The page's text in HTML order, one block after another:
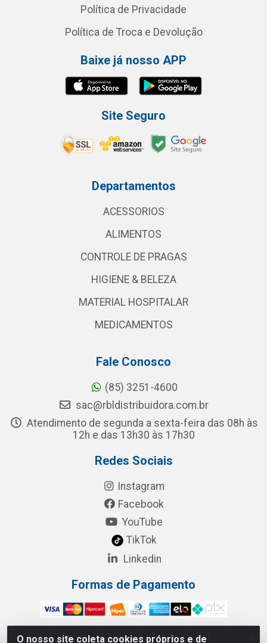
O nosso site coleta cookies próprios e de
Política de Privacidade
Política de Troca e Devolução
Baixe já nosso APP
Site Seguro
Departamentos
ACESSORIOS
ALIMENTOS
CONTROLE DE PRAGAS
HIGIENE & BELEZA
MATERIAL HOSPITALAR
MEDICAMENTOS
Fale Conosco
(85) 3251-4600
sac@rbldistribuidora.com.br
Atendimento de segunda a sexta-feira das 08h às
12h e das 13h30 às 17h30
Redes Sociais
Instagram
Facebook
YouTube
TikTok
Linkedin
Formas de Pagamento